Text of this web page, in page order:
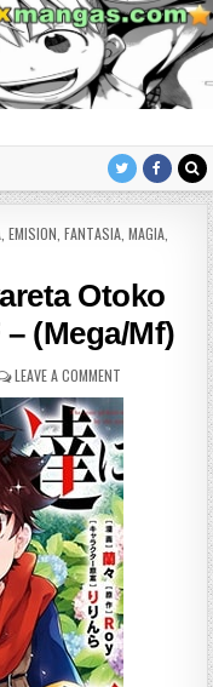
, EMISION FANTASIA, MAGIA,
Otoko
(Mega/Mf)
LEAVE A COMMENTON KAMI-